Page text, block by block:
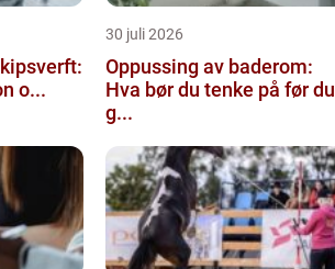
o...
30 juli 2026
Oppussing av baderom:
Hva bør du tenke på før du
g...